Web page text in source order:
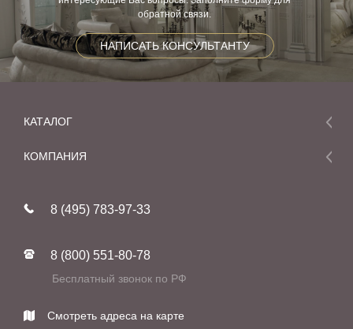
обратной связи.
НАПИСАТЬ КОНСУЛЬТАНТУ
КАТАЛОГ
Мебель
Новинки
Фабрики
КОМПАНИЯ
Реставрация
Контакты
8 (495) 783-97-33
8 (800) 551-80-78
Бесплатный звонок по РФ
Смотреть адреса на карте